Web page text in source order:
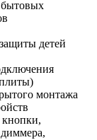
бытовых
детей
монтажа